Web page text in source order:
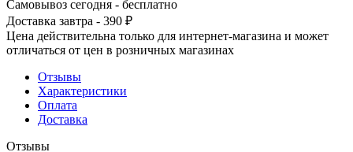
Самовывоз сегодня - бесплатно
Доставка завтра - 390 ₽
Цена действительна только для интернет-магазина и может
отличаться от цен в розничных магазинах
Отзывы
Характеристики
Оплата
Доставка
Отзывы